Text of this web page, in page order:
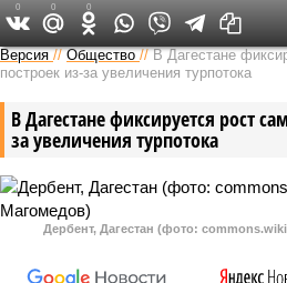
Версия на Кавказе
Версия //Общество //В Дагестане
построек из-за увеличения турпотока
В Дагестане фиксируется рост
за увеличения турпотока
Дербент, Дагестан (фото:
0 0 0